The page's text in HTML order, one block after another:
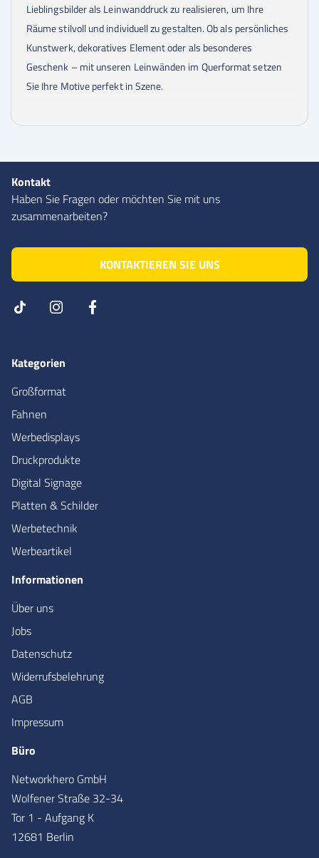
Lieblingsbilder als Leinwanddruck zu realisieren, um Ihre
Räume stilvoll und individuell zu gestalten. Ob als persönliches
Kunstwerk, dekoratives Element oder als besonderes
Geschenk – mit unseren Leinwänden im Querformat setzen
Sie Ihre Motive perfekt in Szene.
Kontakt
Haben Sie Fragen oder möchten Sie mit uns
zusammenarbeiten?
KONTAKTIEREN SIE UNS
Kategorien
Großformat
Fahnen
Werbedisplays
Druckprodukte
Digital Signage
Platten & Schilder
Werbetechnik
Werbeartikel
Informationen
Über uns
Jobs
Datenschutz
Widerrufsbelehrung
AGB
Impressum
Büro
Networkhero GmbH
Wolfener Straße 32-34
Tor 1 - Aufgang K
12681 Berlin